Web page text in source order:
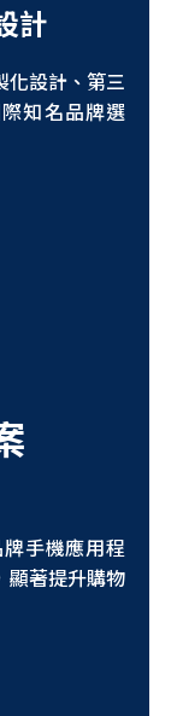
計
化設計、第三
知名品牌選
手機應用程
顯著提升購物